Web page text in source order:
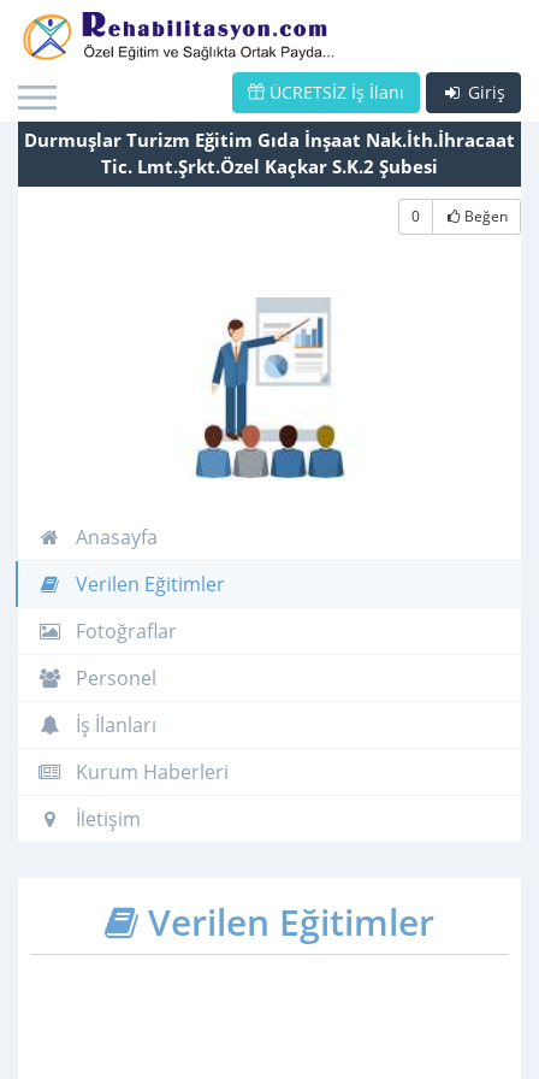
Giriş
ÜCRETSİZ İş İlanı
Durmuşlar Turizm Eğitim Gıda İnşaat Nak.İth.İhracaat
Tic. Lmt.Şrkt.Özel Kaçkar S.K.2 Şubesi
0 Beğen
Anasayfa
Verilen Eğitimler
Fotoğraflar
Personel
İş İlanları
Kurum Haberleri
İletişim
Verilen Eğitimler